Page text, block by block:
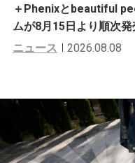
＋Phenixとbeautiful
ムが8月15日より順次発
ニュース
2026.08.08